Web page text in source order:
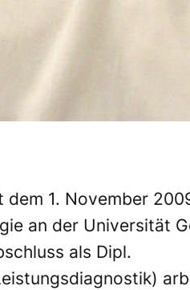
1. November
an der Universität
als Dipl.